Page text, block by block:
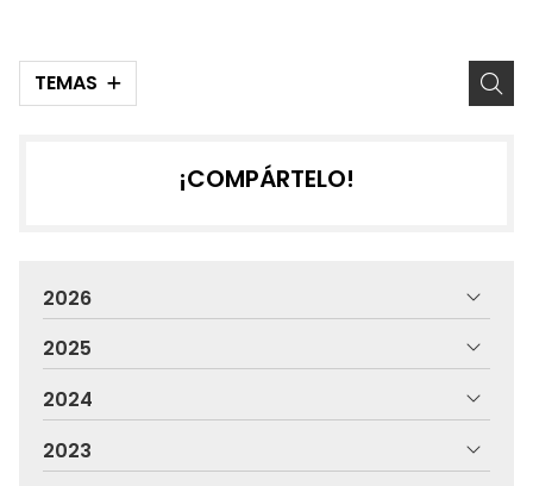
TEMAS
¡COMPÁRTELO!
2026
2025
2024
2023